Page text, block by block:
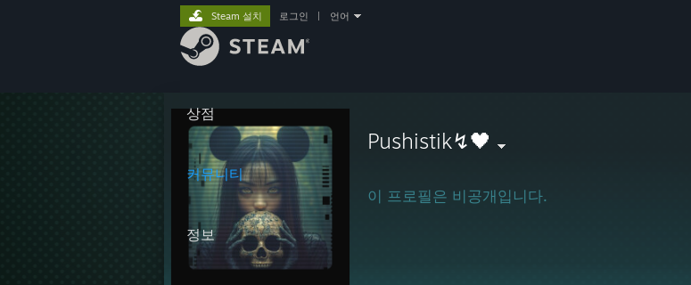
상점
커뮤니티
정보
Steam 설치 로그인 언어
Pushistik↯🖤
이 프로필은 비공개입니다.